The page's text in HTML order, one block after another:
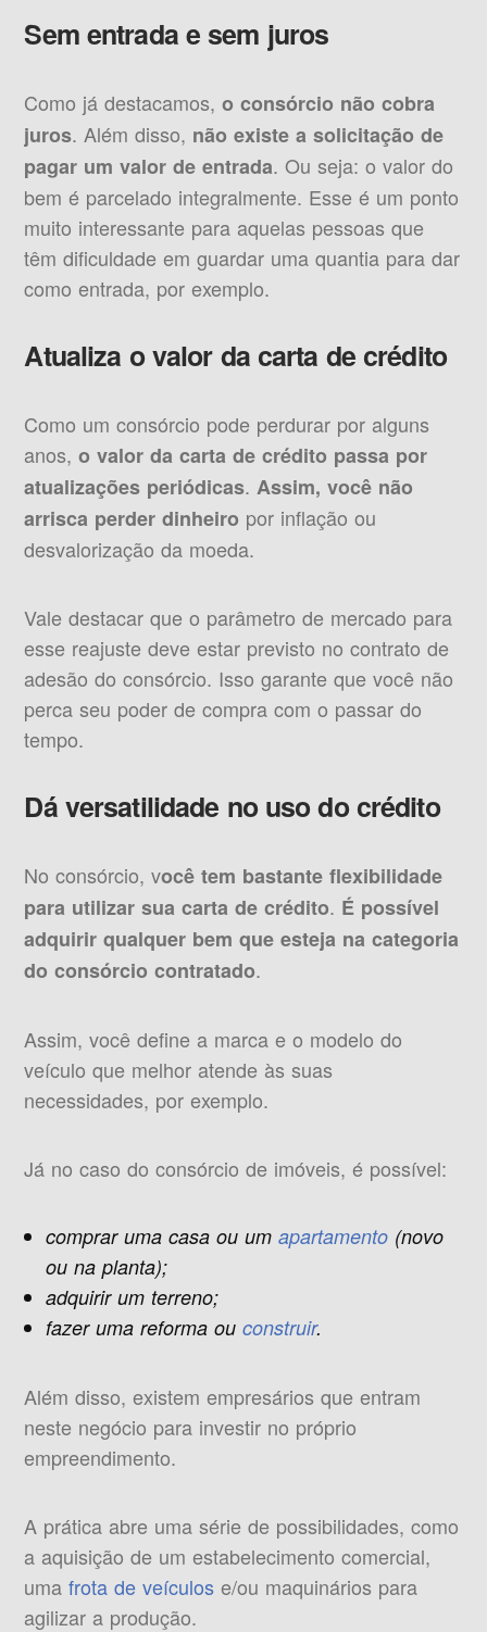
Sem entrada e sem juros
Como já destacamos,o consórcio não cobra
juros. Além disso, não existe a solicitação de
pagar um valor de entrada. Ou seja: o valor do
bem é parcelado integralmente. Esse é um ponto
muito interessante para aquelas pessoas que
têm dificuldade em guardar uma quantia para dar
como entrada, por exemplo.
Atualiza o valor da carta de crédito
Como um consórcio pode perdurar por alguns
anos,o valor da carta de crédito passa por
atualizações periódicas. Assim, você não
arrisca perder dinheiro por inflação ou
desvalorização da moeda.
Vale destacar que o parâmetro de mercado para
esse reajuste deve estar previsto no contrato de
adesão do consórcio. Isso garante que você não
perca seu poder de compra com o passar do
tempo.
Dá versatilidade no uso do crédito
No consórcio, você tem bastante flexibilidade
para utilizar sua carta de crédito. É possível
adquirir qualquer bem que esteja na categoria
do consórcio contratado.
Assim, você define a marca e o modelo do
veículo que melhor atende às suas
necessidades, por exemplo.
Já no caso do consórcio de imóveis, é possível:
comprar uma casa ou um apartamento(novo
ou na planta);
adquirir um terreno;
fazer uma reforma ou construir.
Além disso, existem empresários que entram
neste negócio para investir no próprio
empreendimento.
A prática abre uma série de possibilidades, como
a aquisição de um estabelecimento comercial,
umafrota de veículos e/ou maquinários para
agilizar a produção.